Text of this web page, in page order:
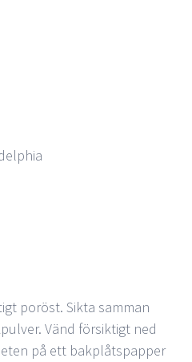
poröst. Sikta samman
Vänd försiktigt ned
på ett bakplåtspapper